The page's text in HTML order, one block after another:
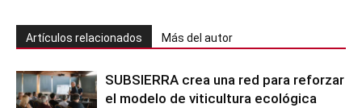
Artículos relacionados Más del autor
SUBSIERRA crea una red para reforzar
el modelo de viticultura ecológica